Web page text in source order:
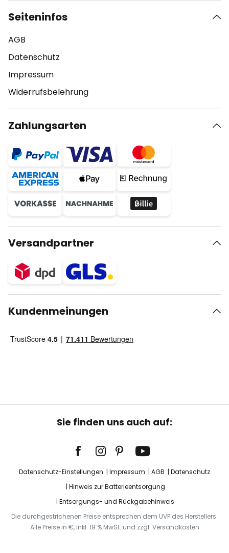
Seiteninfos
AGB
Datenschutz
Impressum
Widerrufsbelehrung
Zahlungsarten
Versandpartner
Kundenmeinungen
Sie finden uns auch auf:
Datenschutz-Einstellungen Impressum AGB
Datenschutz
Hinweis zur Batterieentsorgung
Entsorgungs- und Rückgabehinweis
Die durchgestrichenen Preise entsprechen dem UVP des Herstellers.
Alle Preise in €, inkl. 19 % MwSt. und zzgl. Versandkosten